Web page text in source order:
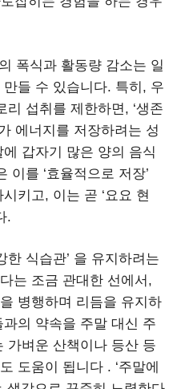
폭식과 활동량 감소는 일
들 수 있습니다. 특히, 우
섭취를 제한하면, ‘생존
에너지를 저장하려는 성
갑자기 많은 양의 음식
이를 ‘효율적으로 저장’
키고, 이는 곧 ‘요요 현
.
한 식습관’ 을 유지하려는
는 조금 관대한 선에서,
병행하며 리듬을 유지하
의 약속을 주말 대신 주
가벼운 산책이나 등산 등
도움이 됩니다 . ‘주말에